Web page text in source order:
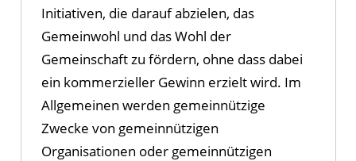
Initiativen, die darauf abzielen, das
Gemeinwohl und das Wohl der
Gemeinschaft zu fördern, ohne dass dabei
ein kommerzieller Gewinn erzielt wird. Im
Allgemeinen werden gemeinnützige
Zwecke von gemeinnützigen
Organisationen oder gemeinnützigen